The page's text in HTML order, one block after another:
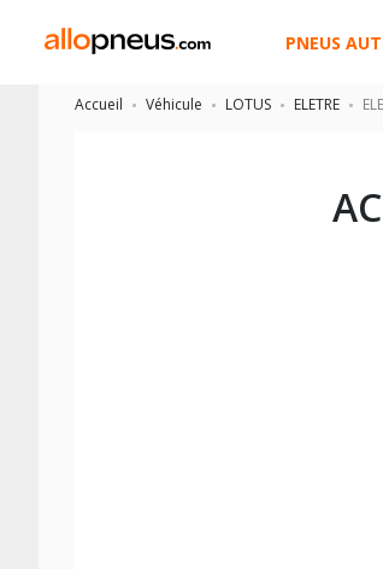
PNEUS
Accueil Véhicule LOTUS ELETRE